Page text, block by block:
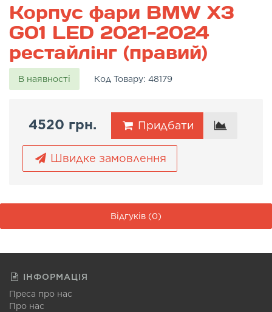
Корпус фари BMW X3
G01 LED 2021-2024
рестайлінг (правий)
В наявності Код Товару: 48179
4520 грн. Придбати
Швидке замовлення
Відгуків (0)
ІНФОРМАЦІЯ
Преса про нас
Про нас